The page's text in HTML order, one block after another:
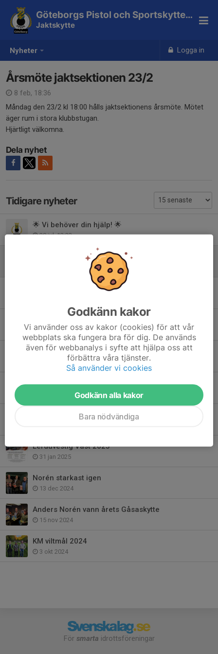
Nyheter Logga in
Göteborgs Pistol och Sportskytteklubb
Jaktskytte
Årsmöte jaktsektionen 23/2
8 feb, 18:36
Måndag den 23/2 kl 18:00 hålls jaktsektionens årsmöte. Mötet
äger rum i stora klubbstugan.
Hjärtligt välkomna.
Dela nyhet
Tidigare nyheter
🌟 Vi behöver din hjälp! 🌟
20 jul, 12:23
Årsmöte jaktsektionen 23/2
Hillerström vann Skinkskyttet
9 okt 2025
Öien starkast på KM i viltmål
19 sep 2025
Ett guld och två silver vid trap-DM
ÅRSMÖTE GPSSK JAKTSEKTION
Lerduvestig Väst 2025
31 jan 2025
Norén starkast igen
13 dec 2024
Anders Norén vann årets Gåsaskytte
15 nov 2024
KM viltmål 2024
3 okt 2024
För smarta idrottsföreningar
Godkänn kakor
Vi använder oss av kakor (cookies) för att vår
webbplats ska fungera bra för dig. De används
även för webbanalys i syfte att hjälpa oss att
förbättra våra tjänster.
Så använder vi cookies
Godkänn alla kakor
Bara nödvändiga